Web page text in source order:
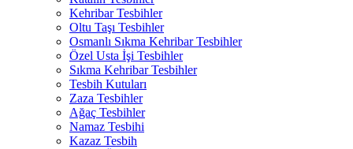
Kehribar Tesbihler
Oltu Taşı Tesbihler
Osmanlı Sıkma Kehribar Tesbihler
Özel Usta İşi Tesbihler
Sıkma Kehribar Tesbihler
Tesbih Kutuları
Zaza Tesbihler
Ağaç Tesbihler
Namaz Tesbihi
Kazaz Tesbih